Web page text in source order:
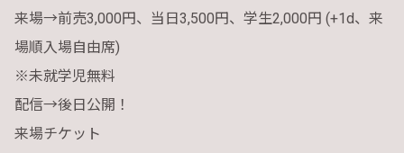
来場→前売3,000円、当日3,500円、学生2,000円 (+1d、来
場順入場自由席)
※未就学児無料
配信→後日公開！
来場チケット